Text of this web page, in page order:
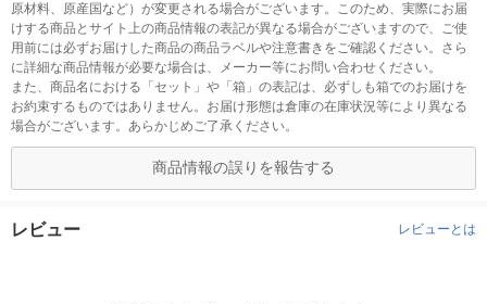
原材料、原産国など）が変更される場合がございます。このため、実際にお届
けする商品とサイト上の商品情報の表記が異なる場合がございますので、ご使
用前には必ずお届けした商品の商品ラベルや注意書きをご確認ください。さら
に詳細な商品情報が必要な場合は、メーカー等にお問い合わせください。
また、商品名における「セット」や「箱」の表記は、必ずしも箱でのお届けを
お約束するものではありません。お届け形態は倉庫の在庫状況等により異なる
場合がございます。あらかじめご了承ください。
商品情報の誤りを報告する
レビュー レビューとは